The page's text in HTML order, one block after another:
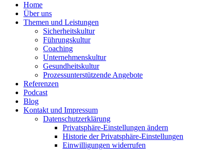
Home
Über uns
Themen und Leistungen
Sicher­heits­kultur
Führungs­kultur
Coaching
Unter­neh­mens­kultur
Gesund­heits­kultur
Prozess­un­ter­stüt­zende Angebote
Referenzen
Podcast
Blog
Kontakt und Impressum
Daten­schutz­er­klärung
Privat­sphäre-Einstel­lungen ändern
Historie der Privat­sphäre-Einstel­lungen
Einwil­li­gungen wider­rufen